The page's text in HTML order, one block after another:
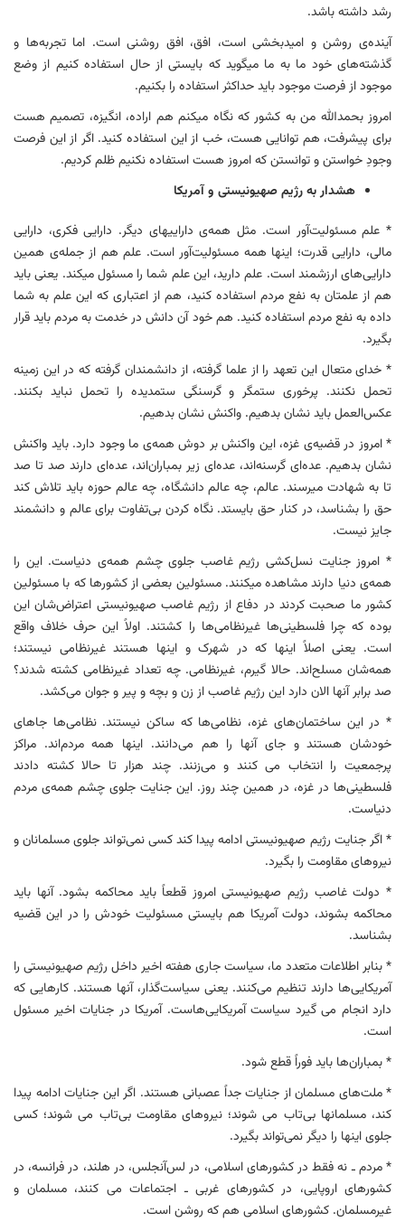
رشد داشته باشد.
آینده‌‌ی روشن و امیدبخشی است، افق، افق روشنی است. اما تجربه‌ها و
گذشته‌های خود ما به ما میگوید که بایستی از حال استفاده کنیم از وضع
موجود از فرصت موجود باید حداکثر استفاده را بکنیم.
امروز بحمدالله من به کشور که نگاه میکنم هم اراده، انگیزه، تصمیم هست
برای پیشرفت، هم توانایی هست، خب از این استفاده کنید. اگر از این فرصت
وجودِ خواستن و توانستن که امروز هست استفاده نکنیم ظلم کردیم.
هشدار به رژیم صهیونیستی و آمریکا‌
* علم مسئولیت‌آور است. مثل همه‌ی داراییهای دیگر. دارایی فکری، دارایی
مالی، دارایی قدرت؛ اینها همه مسئولیت‌آور است. علم هم از جمله‌ی همین
دارایی‌های ارزشمند است. علم دارید، این علم شما را مسئول میکند. یعنی باید
هم از علمتان به نفع مردم استفاده کنید، هم از اعتباری که این علم به شما
داده به نفع مردم استفاده کنید. هم خود آن دانش در خدمت به مردم باید قرار
بگیرد.
* خدای متعال این تعهد را از علما گرفته، از دانشمندان گرفته که در این زمینه
تحمل نکنند. پرخوری ستمگر و گرسنگی ستمدیده را تحمل نباید بکنند.
عکس‌العمل باید نشان بدهیم. واکنش نشان بدهیم.
* امروز در قضیه‌ی غزه، این واکنش بر دوش همه‌ی ما وجود دارد. باید واکنش
نشان بدهیم. عده‌ای گرسنه‌اند، عده‌ای زیر بمباران‌اند، عده‌ای دارند صد تا صد
تا به شهادت میرسند. عالم، چه عالم دانشگاه، چه عالم حوزه باید تلاش کند
حق را بشناسد، در کنار حق بایستد. نگاه کردن بی‌تفاوت برای عالم و دانشمند
جایز نیست.
* امروز جنایت نسل‌کشی رژیم غاصب جلوی چشم همه‌ی دنیاست. این را
همه‌ی دنیا دارند مشاهده میکنند. مسئولین بعضی از کشورها که با مسئولین
کشور ما صحبت کردند در دفاع از رژیم غاصب صهیونیستی اعتراض‌شان این
بوده که چرا فلسطینی‌ها غیرنظامی‌ها را کشتند. اولاً این حرف خلاف واقع
است. یعنی اصلاً اینها که در شهرک و اینها هستند غیرنظامی نیستند؛
همه‌شان مسلح‌اند. حالا گیرم، غیرنظامی. چه تعداد غیرنظامی کشته شدند؟
صد برابر آنها الان دارد این رژیم غاصب از زن و بچه و پیر و جوان می‌کشد.
* در این ساختمان‌های غزه، نظامی‌ها که ساکن نیستند. نظامی‌ها جاهای
خودشان هستند و جای آنها را هم می‌دانند. اینها همه مردم‌اند. مراکز
پرجمعیت را انتخاب می کنند و می‌زنند. چند هزار تا حالا کشته دادند
فلسطینی‌ها در غزه، در همین چند روز. این جنایت جلوی چشم همه‌ی مردم
دنیاست.
* اگر جنایت رژیم صهیونیستی ادامه پیدا کند کسی نمی‌‌تواند جلوی مسلمانان و
نیروهای مقاومت را بگیرد.
* دولت غاصب رژیم صهیونیستی امروز قطعاً باید محاکمه بشود. آنها باید
محاکمه بشوند، دولت آمریکا هم بایستی مسئولیت خودش را در این قضیه
بشناسد.
* بنابر اطلاعات متعدد ما، سیاست جاری هفته اخیر داخل رژیم صهیونیستی را
آمریکا‌یی‌ها دارند تنظیم می‌کنند. یعنی سیاست‌گذار، آنها هستند. کارهایی که
دارد انجام می گیرد سیاست‌ آمریکایی‌هاست. آمریکا در جنایات اخیر مسئول
است.
* بمباران‌ها باید فوراً قطع شود.
* ملت‌های مسلمان از جنایات جداً عصبانی هستند. اگر این جنایات ادامه پیدا
کند، مسلمانها بی‌تاب می شوند؛ نیروهای مقاومت بی‌تاب می شوند؛ کسی
جلوی اینها را دیگر نمی‌تواند بگیرد.
* مردم ـ نه فقط در کشورهای اسلامی، در لس‌آنجلس، در هلند، در فرانسه، در
کشورهای اروپایی، در کشورهای غربی ـ اجتماعات می کنند، مسلمان و
غیرمسلمان. کشورهای اسلامی هم که روشن است.